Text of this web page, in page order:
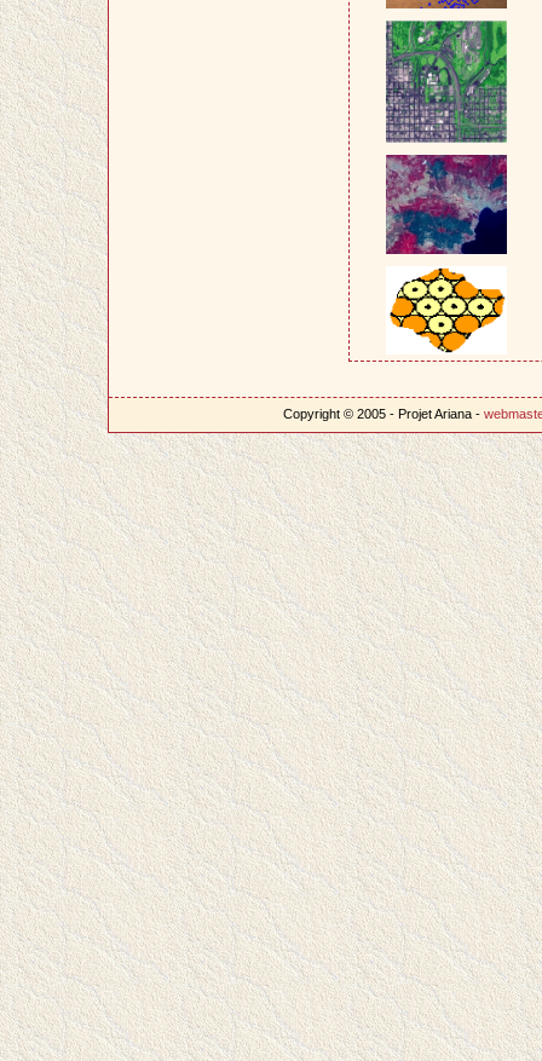
Copyright © 2005 - Projet Ariana -